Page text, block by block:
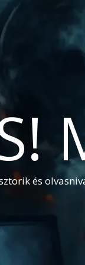
és